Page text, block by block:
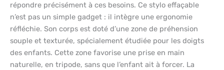
répondre précisément à ces besoins. Ce stylo effaçable
n’est pas un simple gadget : il intègre une ergonomie
réfléchie. Son corps est doté d’une zone de préhension
souple et texturée, spécialement étudiée pour les doigts
des enfants. Cette zone favorise une prise en main
naturelle, en tripode, sans que l’enfant ait à forcer. La